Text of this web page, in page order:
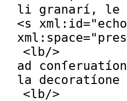
li granarí, le
<s xml:id="
xml:space="
<lb/>
ad
la decoratíone
<lb/>